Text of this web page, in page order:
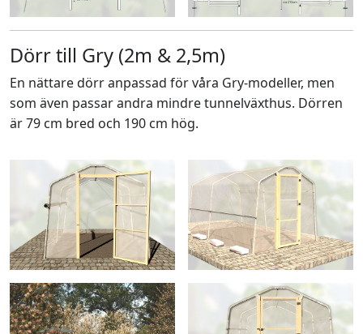
Dörr till Gry (2m & 2,5m)
En nättare dörr anpassad för våra Gry-modeller, men
som även passar andra mindre tunnelväxthus. Dörren
är 79 cm bred och 190 cm hög.